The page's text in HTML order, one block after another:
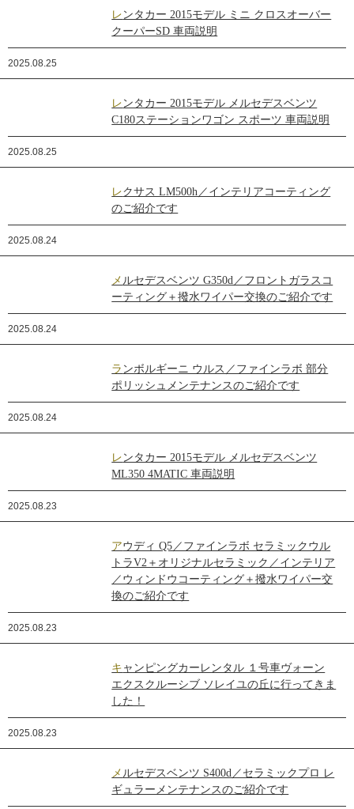
レンタカー 2015モデル ミニ クロスオーバー
クーパーSD 車両説明
2025.08.25
レンタカー 2015モデル メルセデスベンツ
C180ステーションワゴン スポーツ 車両説明
2025.08.25
レクサス LM500h／インテリアコーティング
のご紹介です
2025.08.24
メルセデスベンツ G350d／フロントガラスコ
ーティング＋撥水ワイパー交換のご紹介です
2025.08.24
ランボルギーニ ウルス／ファインラボ 部分
ポリッシュメンテナンスのご紹介です
2025.08.24
レンタカー 2015モデル メルセデスベンツ
ML350 4MATIC 車両説明
2025.08.23
アウディ Q5／ファインラボ セラミックウル
トラV2＋オリジナルセラミック／インテリア
／ウィンドウコーティング＋撥水ワイパー交
換のご紹介です
2025.08.23
キャンピングカーレンタル １号車ヴォーン
エクスクルーシブ ソレイユの丘に行ってきま
した！
2025.08.23
メルセデスベンツ S400d／セラミックプロ レ
ギュラーメンテナンスのご紹介です